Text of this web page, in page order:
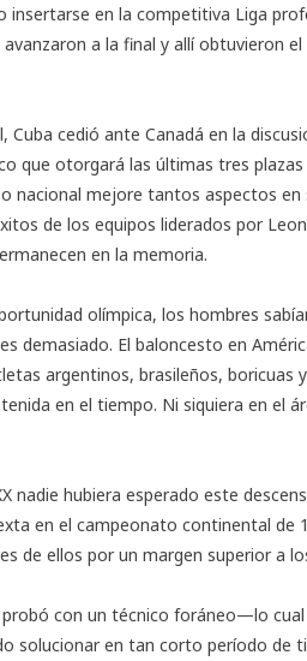
insertarse en la competitiva Liga
a la final y allí obtuvieron
cedió ante Canadá en la
que otorgará las últimas tres
nacional mejore tantos aspectos
de los equipos liderados por
en la memoria.
olímpica, los hombres
demasiado. El baloncesto en
argentinos, brasileños, boricuas
en el tiempo. Ni siquiera en el
nadie hubiera esperado este
en el campeonato continental de
de ellos por un margen superior a
probó con un técnico foráneo—lo
solucionar en tan corto período de